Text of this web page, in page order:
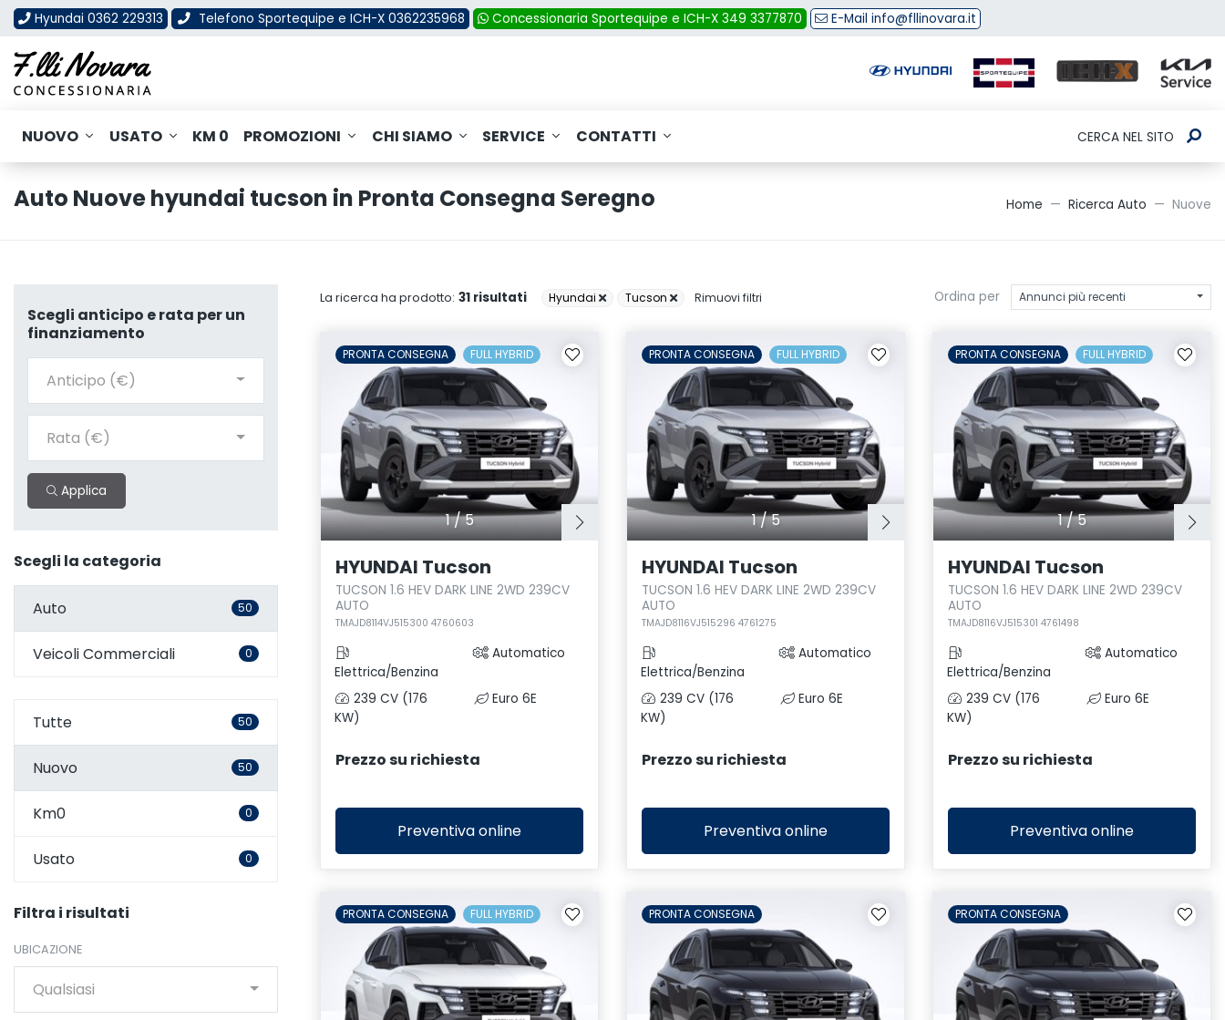
Hyundai 0362 229313 Telefono Sportequipe e ICH-X 0362235968 Concessionaria Sportequipe e ICH-X 349 3377870 E-Mail info@fllinovara.it
NUOVO USATO KM 0 PROMOZIONI CHI SIAMO SERVICE CONTATTI CERCA NEL SITO
Auto Nuove hyundai tucson in Pronta Consegna Seregno Home Ricerca Auto Nuove
Scegli anticipo e rata per un
finanziamento
Anticipo (€)
Rata (€)
Applica
Scegli la categoria
Auto 50
Veicoli Commerciali 0
Tutte 50
Nuovo 50
Km0 0
Usato 0
Filtra i risultati
UBICAZIONE
Qualsiasi
La ricerca ha prodotto: 31 risultati Hyundai Tucson Rimuovi filtri Ordina per Annunci più recenti
1/5
PRONTA CONSEGNA FULL HYBRID
HYUNDAI Tucson
TUCSON 1.6 HEV DARK LINE 2WD 239CV
AUTO
TMAJD8114VJ515300 4760603
Elettrica/Benzina
Automatico
239 CV (176
KW)
Euro 6E
Prezzo su richiesta
Preventivaonline
1/5
PRONTA CONSEGNA FULL HYBRID
HYUNDAI Tucson
TUCSON 1.6 HEV DARK LINE 2WD 239CV
AUTO
TMAJD8116VJ515296 4761275
Elettrica/Benzina
Automatico
239 CV (176
KW)
Euro 6E
Prezzo su richiesta
Preventivaonline
1/5
PRONTA CONSEGNA FULL HYBRID
HYUNDAI Tucson
TUCSON 1.6 HEV DARK LINE 2WD 239CV
AUTO
TMAJD8116VJ515301 4761498
Elettrica/Benzina
Automatico
239 CV (176
KW)
Euro 6E
Prezzo su richiesta
Preventivaonline
PRONTA CONSEGNA FULL HYBRID PRONTA CONSEGNA PRONTA CONSEGNA